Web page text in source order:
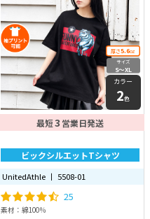
厚さ5.6oz
サイズ
S〜XL
カラー
2色
最短3 営業日発送
ビックシルエットTシャツ
UnitedAthle 丨 5508-01
25
素材：綿100％